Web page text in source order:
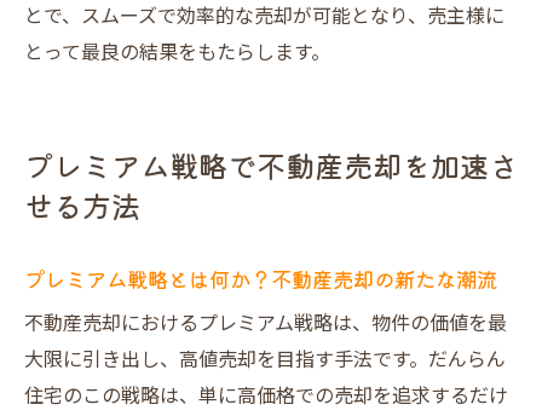
とで、スムーズで効率的な売却が可能となり、売主様に
とって最良の結果をもたらします。
プレミアム戦略で不動産売却を加速さ
せる方法
プレミアム戦略とは何か？不動産売却の新たな潮流
不動産売却におけるプレミアム戦略は、物件の価値を最
大限に引き出し、高値売却を目指す手法です。だんらん
住宅のこの戦略は、単に高価格での売却を追求するだけ